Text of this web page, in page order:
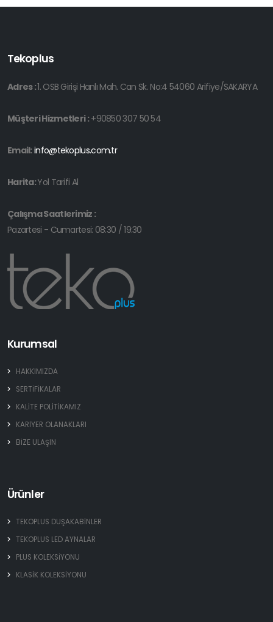
Tekoplus
Adres :1. OSB Girişi Hanlı Mah. Can Sk. No:4 54060 Arifiye/SAKARYA
Müşteri Hizmetleri : +90850 307 50 54
Email: info@tekoplus.com.tr
Harita:Yol Tarifi Al
Çalışma Saatlerimiz :
Pazartesi - Cumartesi: 08:30 / 19:30
Kurumsal
HAKKIMIZDA
SERTİFİKALAR
KALİTE POLİTİKAMIZ
KARİYER OLANAKLARI
BİZE ULAŞIN
Ürünler
TEKOPLUS DUŞAKABİNLER
TEKOPLUS LED AYNALAR
PLUS KOLEKSİYONU
KLASİK KOLEKSİYONU